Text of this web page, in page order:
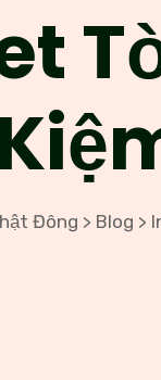
Đông > Blog >